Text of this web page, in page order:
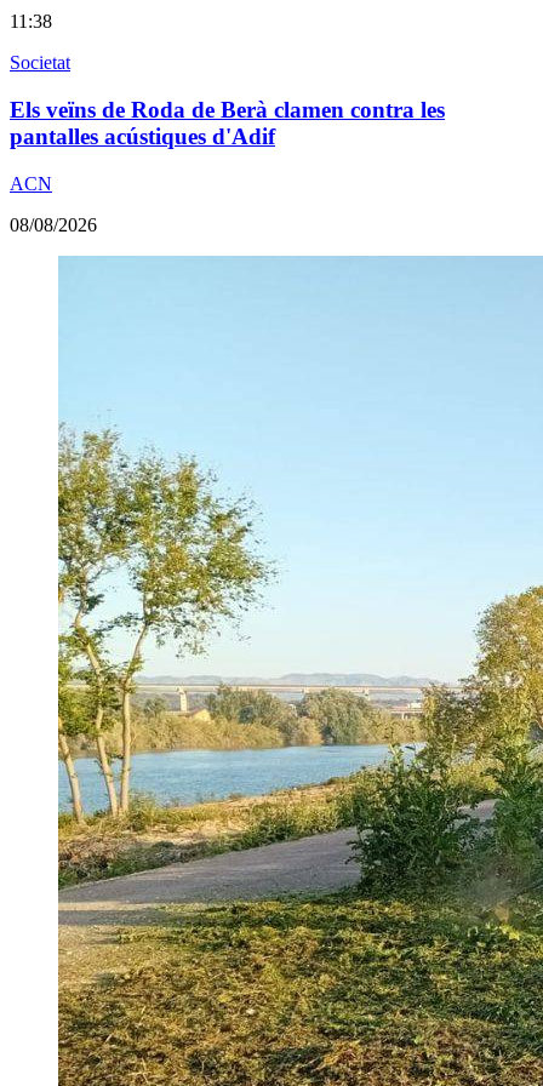
11:38
Societat
Els veïns de Roda de Berà clamen contra les
pantalles acústiques d'Adif
ACN
08/08/2026